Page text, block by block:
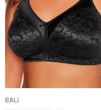
BALI